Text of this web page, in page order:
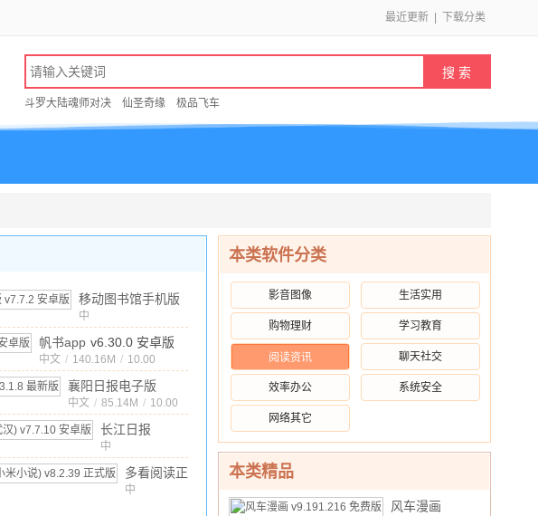
最近更新 下载分类
斗罗大陆魂师对决 仙圣奇缘 极品飞车
移动图书馆手机版
v7.7.2 安卓版
中
文 / 170.32M / 10.00
帆书app v6.30.0 安卓版
中文 / 140.16M / 10.00
襄阳日报电子版
v3.1.8 最新版
中文 / 85.14M / 10.00
长江日报
app(大武
汉)
v7.7.10 安
卓版
中
文 / 140.92M / 10.00
多看阅读正
版(原小米
中
本类软件分类
影音图像 生活实用
购物理财 学习教育
阅读资讯 聊天社交
效率办公 系统安全
网络其它
本类精品
风车漫画